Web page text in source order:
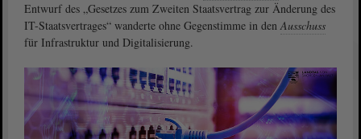
Entwurf des „Gesetzes zum Zweiten Staatsvertrag zur Änderung des
IT-Staatsvertrages“ wanderte ohne Gegenstimme in denAusschuss
für Infrastruktur und Digitalisierung.